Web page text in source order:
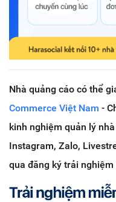
Nhà quảng cáo có thể
Commerce Việt Nam -
kinh nghiệm quản lý
Instagram, Zalo,
qua đăng ký trải